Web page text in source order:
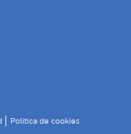
Política de cookies